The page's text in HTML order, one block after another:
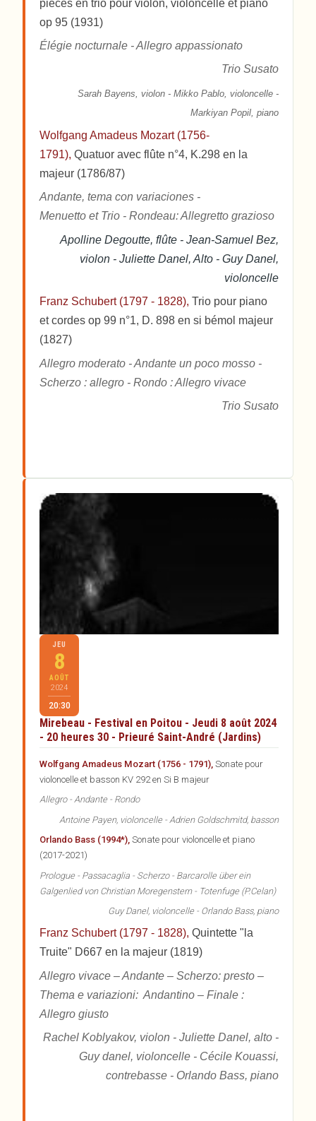
pièces en trio pour violon, violoncelle et piano
op 95 (1931)
Élégie nocturnale - Allegro appassionato
Trio Susato
Sarah Bayens, violon - Mikko Pablo, violoncelle -
Markiyan Popil, piano
Wolfgang Amadeus Mozart (1756-
1791), Quatuor avec flûte n°4, K.298 en la
majeur (1786/87)
Andante, tema con variaciones -
Menuetto et Trio - Rondeau: Allegretto grazioso
Apolline Degoutte, flûte - Jean-Samuel Bez,
violon - Juliette Danel, Alto - Guy Danel,
violoncelle
Franz Schubert (1797 - 1828), Trio pour piano
et cordes op 99 n°1, D. 898 en si bémol majeur
(1827)
Allegro moderato - Andante un poco mosso -
Scherzo : allegro - Rondo : Allegro vivace
Trio Susato
JEU
8
AOÛT
2024
20:30
Mirebeau - Festival en Poitou - Jeudi 8 août 2024
- 20 heures 30 - Prieuré Saint-André (Jardins)
Wolfgang Amadeus Mozart (1756 - 1791), Sonate pour
violoncelle et basson KV 292 en Si B majeur
Allegro - Andante - Rondo
Antoine Payen, violoncelle - Adrien Goldschmitd, basson
Orlando Bass (1994*), Sonate pour violoncelle et piano
(2017-2021)
Prologue - Passacaglia - Scherzo - Barcarolle über ein
Galgenlied von Christian Moregenstern - Totenfuge (P.Celan)
Guy Danel, violoncelle - Orlando Bass, piano
Franz Schubert (1797 - 1828), Quintette "la
Truite" D667 en la majeur (1819)
Allegro vivace – Andante – Scherzo: presto –
Thema e variazioni: Andantino – Finale :
Allegro giusto
Rachel Koblyakov, violon - Juliette Danel, alto -
Guy danel, violoncelle - Cécile Kouassi,
contrebasse - Orlando Bass, piano